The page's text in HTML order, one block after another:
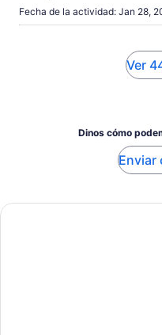
Fecha de la actividad: Jan 28,
Ver
Dinos cómo
Enviar